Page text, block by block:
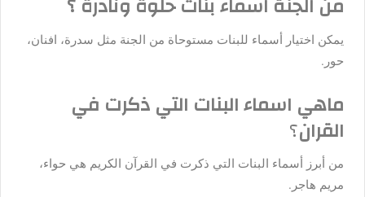
من الجنة اسماء بنات حلوة ونادرة ؟
يمكن اختيار أسماء للبنات مستوحاة من الجنة مثل سدرة، افنان،
حور.
ماهي اسماء البنات التي ذكرت في
القران؟
من أبرز أسماء البنات التي ذكرت في القرآن الكريم هي حواء،
مريم هاجر.